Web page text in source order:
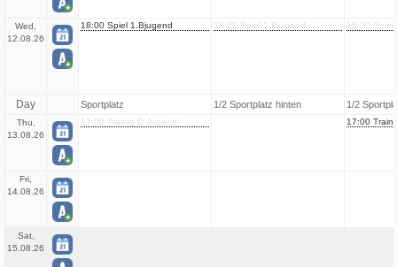
Wed,
12.08.26
18:00 Spiel 1.Bjugend 18:00 Spiel 1.Bjugend 18:00 Spiel
Day Sportplatz 1/2 Sportplatz hinten 1/2
Thu,
13.08.26
17:00 Trainig D Jugend 17:00
Fri,
14.08.26
Sat,
15.08.26